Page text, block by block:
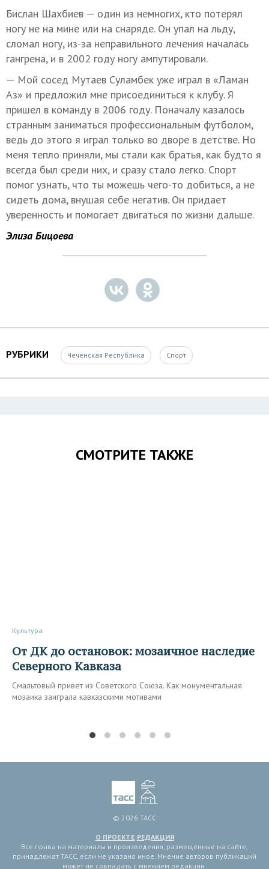
Бислан Шахбиев — один из немногих, кто потерял
ногу не на мине или на снаряде. Он упал на льду,
сломал ногу, из-за неправильного лечения началась
гангрена, и в 2002 году ногу ампутировали.
— Мой сосед Мутаев Суламбек уже играл в «Ламан
Аз» и предложил мне присоединиться к клубу. Я
пришел в команду в 2006 году. Поначалу казалось
странным заниматься профессиональным футболом,
ведь до этого я играл только во дворе в детстве. Но
меня тепло приняли, мы стали как братья, как будто я
всегда был среди них, и сразу стало легко. Спорт
помог узнать, что ты можешь чего-то добиться, а не
сидеть дома, внушая себе негатив. Он придает
уверенность и помогает двигаться по жизни дальше.
Элиза Бицоева
РУБРИКИ Чеченская Республика Спорт
СМОТРИТЕ ТАКЖЕ
Культура
От ДК до остановок: мозаичное наследие
Северного Кавказа
Смальтовый привет из Советского Союза. Как монументальная
мозаика заиграла кавказскими мотивами
© 2026 ТАСС
О ПРОЕКТЕ РЕДАКЦИЯ
Все права на материалы и произведения, размещенные на сайте,
принадлежат ТАСС, если не указано иное. Мнение авторов публикаций
может не совпадать с мнением редакции.